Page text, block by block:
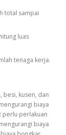
total sampai
luas
tenaga kerja.
kusen, dan
biaya
perlu perlakuan
biaya